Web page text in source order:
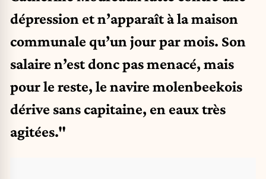
dépression et n’apparaît à la maison
communale qu’un jour par mois. Son
salaire n’est donc pas menacé, mais
pour le reste, le navire molenbeekois
dérive sans capitaine, en eaux très
agitées."